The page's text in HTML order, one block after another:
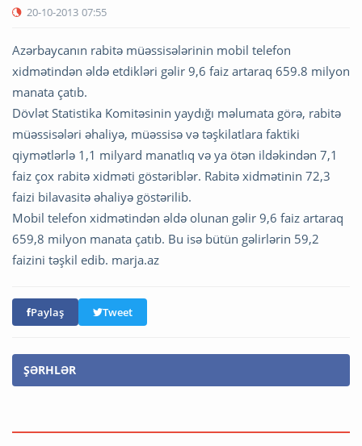
20-10-2013 07:55
Azərbaycanın rabitə müəssisələrinin mobil telefon
xidmətindən əldə etdikləri gəlir 9,6 faiz artaraq 659.8 milyon
manata çatıb.
Dövlət Statistika Komitəsinin yaydığı məlumata görə, rabitə
müəssisələri əhaliyə, müəssisə və təşkilatlara faktiki
qiymətlərlə 1,1 milyard manatlıq və ya ötən ildəkindən 7,1
faiz çox rabitə xidməti göstəriblər. Rabitə xidmətinin 72,3
faizi bilavasitə əhaliyə göstərilib.
Mobil telefon xidmətindən əldə olunan gəlir 9,6 faiz artaraq
659,8 milyon manata çatıb. Bu isə bütün gəlirlərin 59,2
faizini təşkil edib. marja.az
Paylaş Tweet
ŞƏRHLƏR